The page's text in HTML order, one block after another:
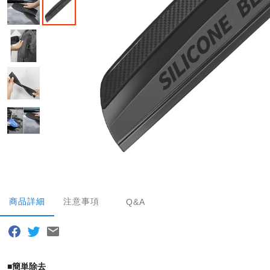
商品詳細 注意事項 Q&A
■簡単除去